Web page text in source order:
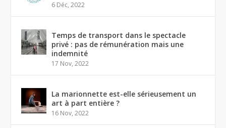
6 Déc, 2022
Temps de transport dans le spectacle
privé : pas de rémunération mais une
indemnité
17 Nov, 2022
La marionnette est-elle sérieusement un
art à part entière ?
16 Nov, 2022